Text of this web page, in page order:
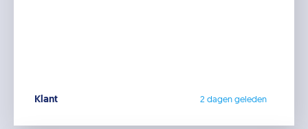
Klant 2 dagen geleden